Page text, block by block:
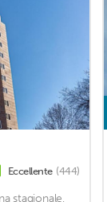
Eccellente (444)
stagionale,